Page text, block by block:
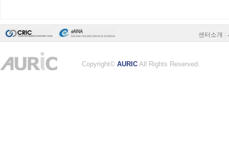
센터소개
Copyright© AURIC All Rights Reserved.